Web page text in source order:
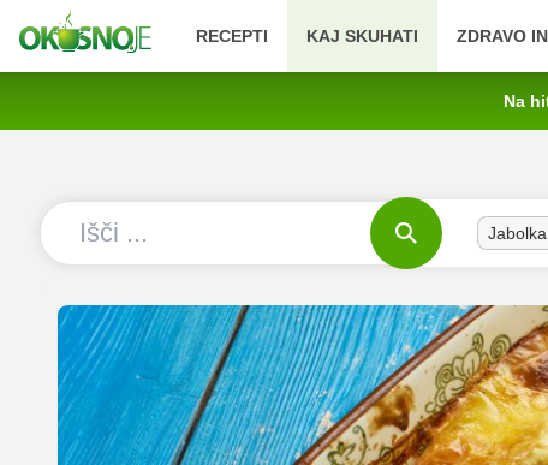
RECEPTI KAJ SKUHATI ZDRAVO
Na
Jabolka